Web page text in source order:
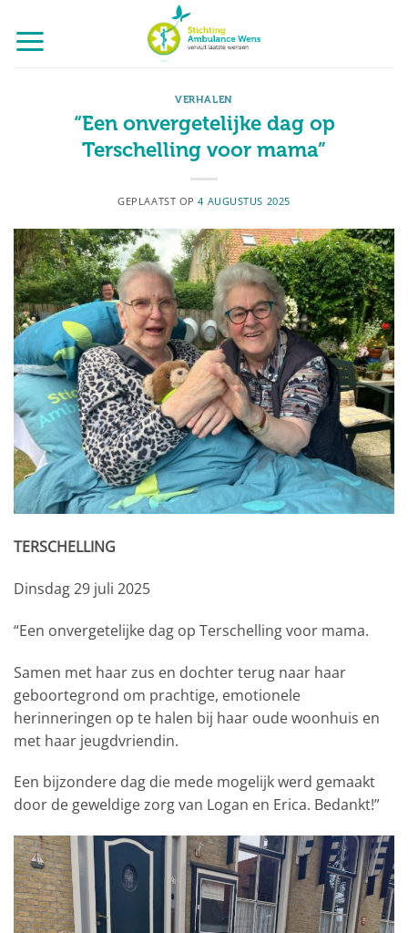
naar
inhoud
VERHALEN
“Een onvergetelijke dag op
Terschelling voor mama”
GEPLAATST OP4 AUGUSTUS 2025
TERSCHELLING
Dinsdag 29 juli 2025
“Een onvergetelijke dag op Terschelling voor mama.
Samen met haar zus en dochter terug naar haar
geboortegrond om prachtige, emotionele
herinneringen op te halen bij haar oude woonhuis en
met haar jeugdvriendin.
Een bijzondere dag die mede mogelijk werd gemaakt
door de geweldige zorg van Logan en Erica. Bedankt!”